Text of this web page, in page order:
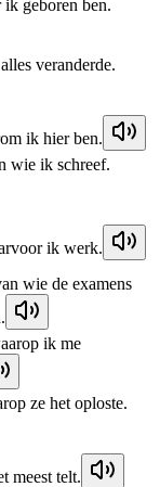
ik geboren ben.
veranderde.
ik hier ben.
wie ik schreef.
ik werk.
wie de examens
ik me
ze het oploste.
meest telt.